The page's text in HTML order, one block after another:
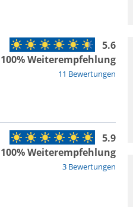
11 Bewertungen
5.6
100% Weiterempfehlung
3 Bewertungen
5.9
100% Weiterempfehlung